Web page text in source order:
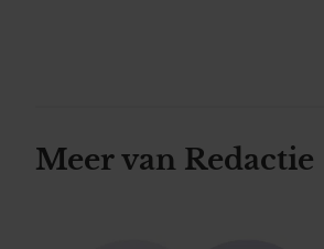
Meer van Redactie